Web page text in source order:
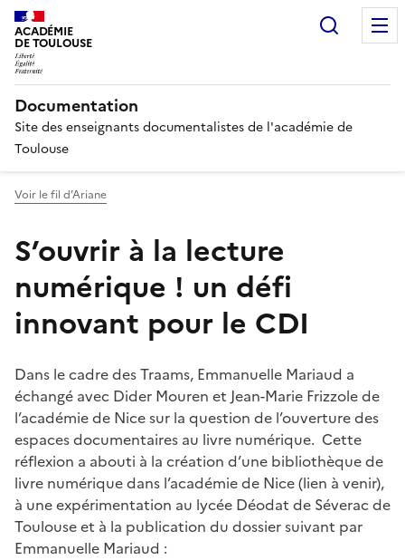
ACADÉMIE
DE TOULOUSE
Documentation
Site des enseignants documentalistes de l'académie de
Toulouse
Voir le fil d’Ariane
S’ouvrir à la lecture
numérique ! un défi
innovant pour le CDI
Dans le cadre des Traams, Emmanuelle Mariaud a
échangé avec Dider Mouren et Jean-Marie Frizzole de
l’académie de Nice sur la question de l’ouverture des
espaces documentaires au livre numérique. Cette
réflexion a abouti à la création d’une bibliothèque de
livre numérique dans l’académie de Nice (lien à venir),
à une expérimentation au lycée Déodat de Séverac de
Toulouse et à la publication du dossier suivant par
Emmanuelle Mariaud :